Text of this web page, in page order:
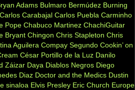
Adams Bulmaro Bermúdez Burning
Carlos Carabajal Carlos Puebla Carminho
Pope Chabuco Martinez ChachiGuitar
Bryant Chingon Chris Stapleton Chris
Aguilera Compay Segundo Cookin’ on
César Portillo de la Luz Danilo
Záizar Daya Diablos Negros Diego
Diaz Doctor and the Medics Dustin
sinaloa Elvis Presley Eric Church Europe